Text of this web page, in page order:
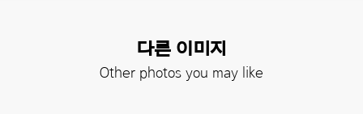
다른 이미지
Other photos you may like